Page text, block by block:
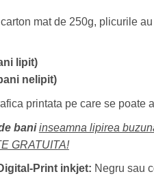
mat de 250g, plicurile
lipit)
nelipit)
printata pe care se poate
baniinseamna lipirea
GRATUITA!
Print inkjet: Negru sau